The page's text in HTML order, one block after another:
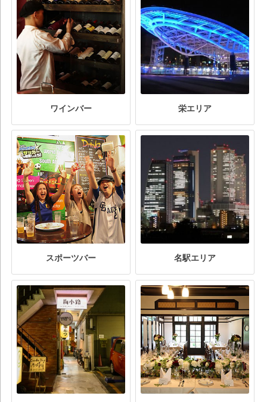
ワインバー 栄エリア
スポーツバー 名駅エリア